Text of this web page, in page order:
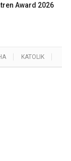
Award 2026
KATOLIK